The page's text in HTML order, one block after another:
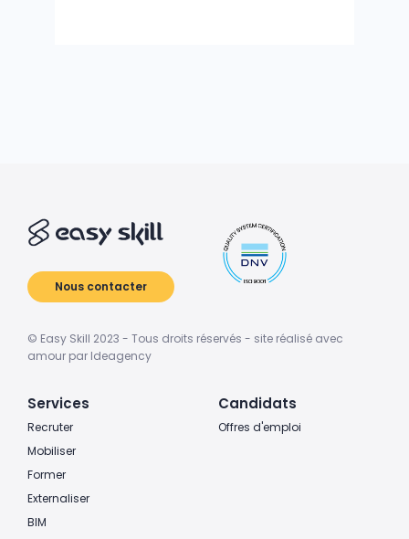
Nous contacter
© Easy Skill 2023 - Tous droits réservés - site réalisé avec
amour par Ideagency
Services
Recruter
Mobiliser
Former
Externaliser
BIM
Candidats
Offres d'emploi